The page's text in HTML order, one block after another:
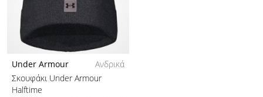
Under Armour
Ανδρικά
Σκουφάκι Under Armour
Halftime